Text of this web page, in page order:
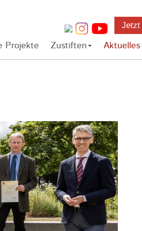
Jetzt
Projekte Zustiften Aktuelles